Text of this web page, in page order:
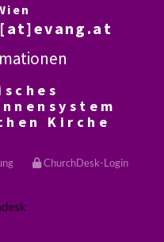
Kirche
ChurchDesk-Login